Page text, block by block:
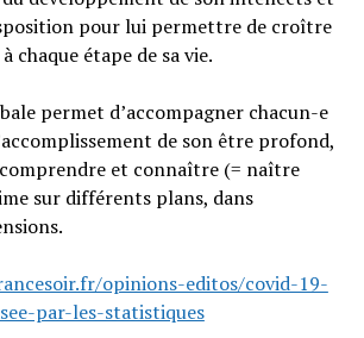
pour lui permettre de croître
chaque étape de sa vie.
permet d’accompagner chacun-e
de son être profond,
et connaître (= naître
sur différents plans, dans
opinions-editos/covid-19-
par-les-statistiques